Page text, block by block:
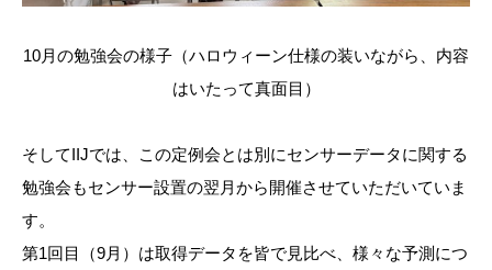
10月の勉強会の様子（ハロウィーン仕様の装いながら、内容
はいたって真面目）
そしてIIJでは、この定例会とは別にセンサーデータに関する
勉強会もセンサー設置の翌月から開催させていただいていま
す。
第1回目（9月）は取得データを皆で見比べ、様々な予測につ